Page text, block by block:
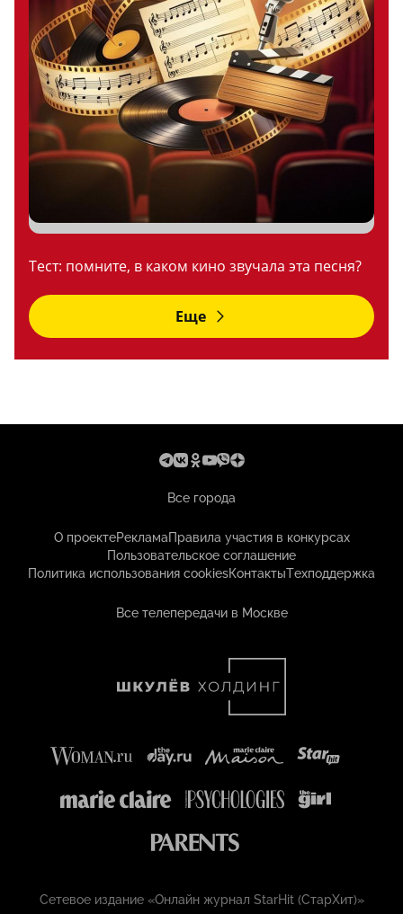
Тест: помните, в каком кино звучала эта песня?
Еще
Все города
О проектеРекламаПравила участия в конкурсах
Пользовательское соглашение
Политика использования cookiesКонтактыТехподдержка
Все телепередачи в Москве
Сетевое издание «Онлайн журнал StarHit (СтарХит)»